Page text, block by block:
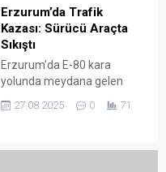
kritik play-out maçında karşı
karşıya gelecek. BAL 3.
Grup’ta bu sezon başarılı bir
performans sergileyen
Erzurum Büyükşehir
Belediyesi Spor Kulübü, ligi...
Erzurum’da Trafik
Kazası: Sürücü Araçta
Sıkıştı
Erzurum’da E-80 kara
yolunda meydana gelen
çarpıştı. Kazada bir sürücü
27.08.2025 0 71